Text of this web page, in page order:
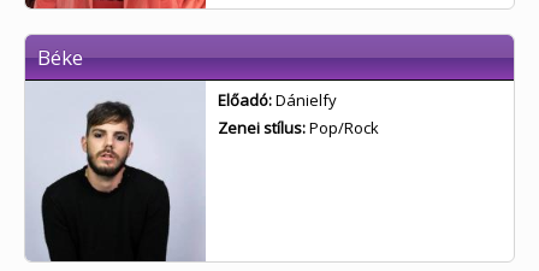
Béke
Előadó:Dánielfy
Zenei stílus:Pop/Rock